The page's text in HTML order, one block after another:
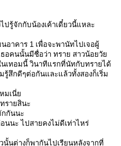
ปรู้จักกับน้องเค้าเดี๋ยวนี้แหละ
าคาร 1 เพื่อจะพานัทไปเจอผู้
อคนนั้นมีชื่อว่า ทราย สาวน้อยวั
นเทอมนี้ วินาทีแรกที่นัทกับทรายได้
รู้สึกดีๆต่อกันและแล้วทั้งสองก็เริ่ม
หมเนี่
รายสินะ
กกันนะ
นนะ ไปสายคงไม่ดีเท่าไหร่
นั้นต่างก็พากันไปเรียนหลังจากที่